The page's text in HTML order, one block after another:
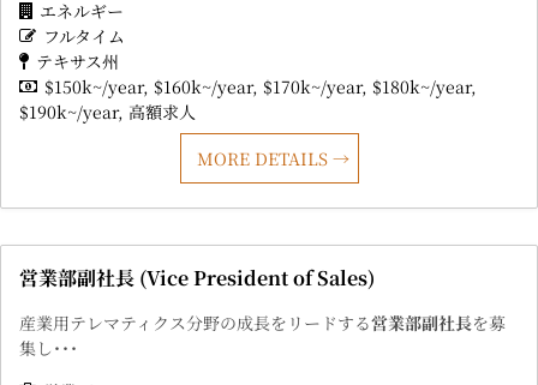
エネルギー
フルタイム
テキサス州
$150k~/year $160k~/year $170k~/year $180k~/year
$190k~/year 高額求人
MORE DETAILS
営業部副社長 (Vice President of Sales)
産業用テレマティクス分野の成長をリードする営業部副社長を募
集し･･･